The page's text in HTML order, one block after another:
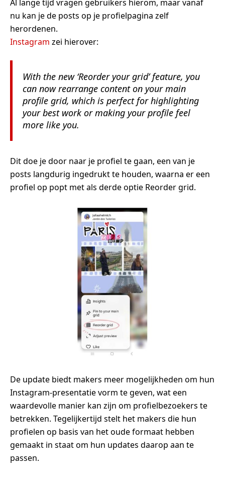
Al lange tijd vragen gebruikers hierom, maar vanaf
nu kan je de posts op je profielpagina zelf
herordenen.
Instagram zei hierover:
With the new ‘Reorder your grid’ feature, you
can now rearrange content on your main
profile grid, which is perfect for highlighting
your best work or making your profile feel
more like you.
Dit doe je door naar je profiel te gaan, een van je
posts langdurig ingedrukt te houden, waarna er een
profiel op popt met als derde optie Reorder grid.
De update biedt makers meer mogelijkheden om hun
Instagram-presentatie vorm te geven, wat een
waardevolle manier kan zijn om profielbezoekers te
betrekken. Tegelijkertijd stelt het makers die hun
profielen op basis van het oude formaat hebben
gemaakt in staat om hun updates daarop aan te
passen.